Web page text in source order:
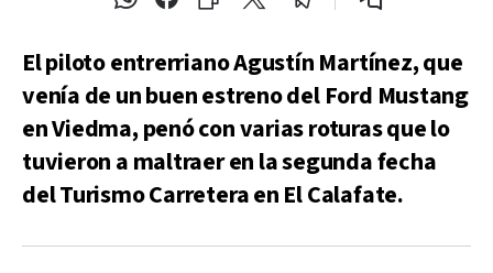
El piloto entrerriano Agustín Martínez, que
venía de un buen estreno del Ford Mustang
en Viedma, penó con varias roturas que lo
tuvieron a maltraer en la segunda fecha
del Turismo Carretera en El Calafate.